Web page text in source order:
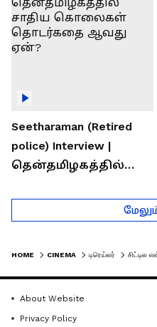
Seetharaman (Retired
police) Interview |
தென்தமிழகத்தில்
தொடர்கதை ஆவது
ஏன்?
HOME CINEMA டிரெய்லர்
About Website
Privacy Policy